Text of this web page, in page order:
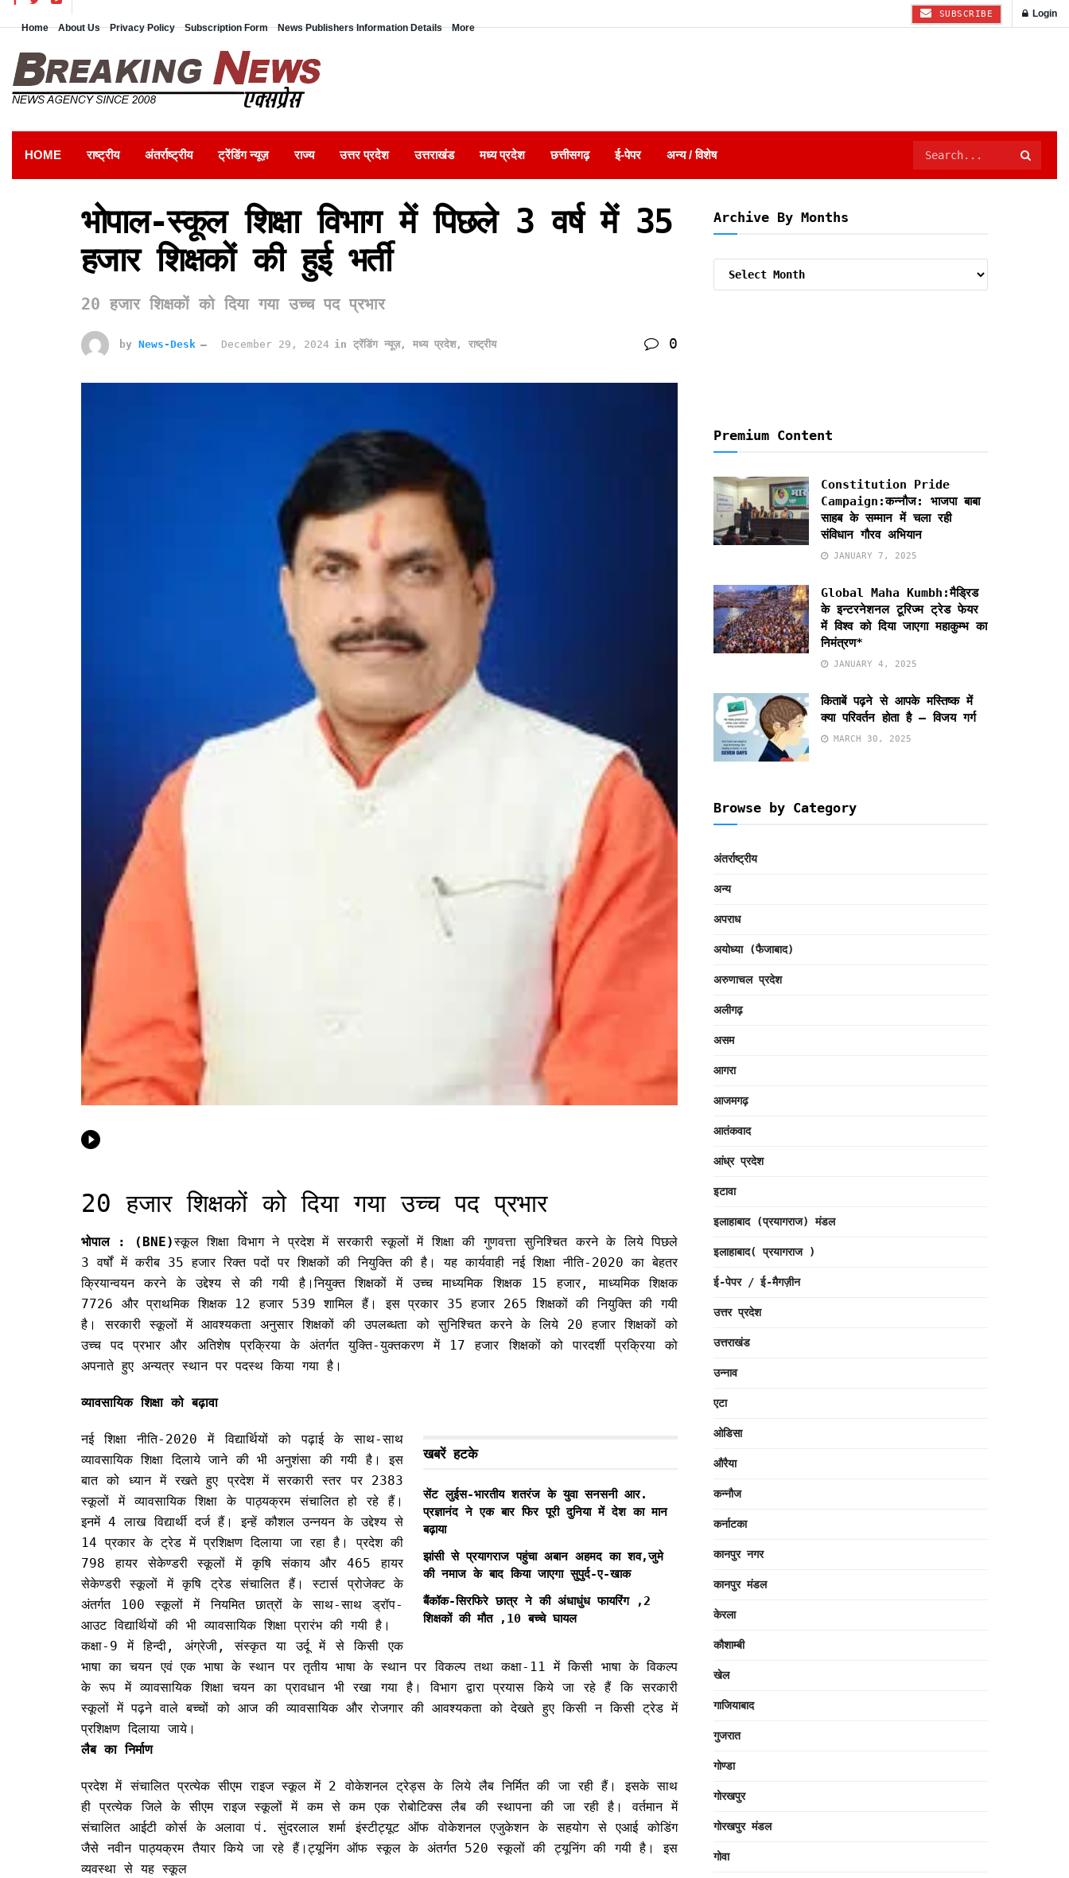
Home About Us Privacy Policy Subscription Form News Publishers Information Details More
SUBSCRIBE Login
HOME राष्ट्रीय अंतर्राष्ट्रीय ट्रेंडिंग न्यूज़ राज्य उत्तर प्रदेश उत्तराखंड मध्य प्रदेश छत्तीसगढ़ ई-पेपर अन्य / विशेष
भोपाल-स्कूल शिक्षा विभाग में पिछले 3 वर्ष में 35
हजार शिक्षकों की हुई भर्ती
20 हजार शिक्षकों को दिया गया उच्च पद प्रभार
by News-Desk December 29, 2024 in ट्रेंडिंग न्यूज़, मध्य प्रदेश, राष्ट्रीय 0
20 हजार शिक्षकों को दिया गया उच्च पद प्रभार
भोपाल : (BNE)स्कूल शिक्षा विभाग ने प्रदेश में सरकारी स्कूलों में शिक्षा की गुणवत्ता सुनिश्चित करने के लिये पिछले
3 वर्षों में करीब 35 हजार रिक्त पदों पर शिक्षकों की नियुक्ति की है। यह कार्यवाही नई शिक्षा नीति-2020 का बेहतर
क्रियान्वयन करने के उद्देश्य से की गयी है।नियुक्त शिक्षकों में उच्च माध्यमिक शिक्षक 15 हजार, माध्यमिक शिक्षक
7726 और प्राथमिक शिक्षक 12 हजार 539 शामिल हैं। इस प्रकार 35 हजार 265 शिक्षकों की नियुक्ति की गयी
है। सरकारी स्कूलों में आवश्यकता अनुसार शिक्षकों की उपलब्धता को सुनिश्चित करने के लिये 20 हजार शिक्षकों को
उच्च पद प्रभार और अतिशेष प्रक्रिया के अंतर्गत युक्ति-युक्तकरण में 17 हजार शिक्षकों को पारदर्शी प्रक्रिया को
अपनाते हुए अन्यत्र स्थान पर पदस्थ किया गया है।
व्यावसायिक शिक्षा को बढ़ावा
खबरें हटके
सेंट लुईस-भारतीय शतरंज के युवा सनसनी आर.
प्रज्ञानंद ने एक बार फिर पूरी दुनिया में देश का मान
बढ़ाया
झांसी से प्रयागराज पहुंचा अबान अहमद का शव,जुमे
की नमाज के बाद किया जाएगा सुपुर्द-ए-खाक
बैंकॉक-सिरफिरे छात्र ने की अंधाधुंध फायरिंग ,2
शिक्षकों की मौत ,10 बच्चे घायल
नई शिक्षा नीति-2020 में विद्यार्थियों को पढ़ाई के साथ-साथ
व्यावसायिक शिक्षा दिलाये जाने की भी अनुशंसा की गयी है। इस
बात को ध्यान में रखते हुए प्रदेश में सरकारी स्तर पर 2383
स्कूलों में व्यावसायिक शिक्षा के पाठ्यक्रम संचालित हो रहे हैं।
इनमें 4 लाख विद्यार्थी दर्ज हैं। इन्हें कौशल उन्नयन के उद्देश्य से
14 प्रकार के ट्रेड में प्रशिक्षण दिलाया जा रहा है। प्रदेश की
798 हायर सेकेण्डरी स्कूलों में कृषि संकाय और 465 हायर
सेकेण्डरी स्कूलों में कृषि ट्रेड संचालित हैं। स्टार्स प्रोजेक्ट के
अंतर्गत 100 स्कूलों में नियमित छात्रों के साथ-साथ ड्रॉप-
आउट विद्यार्थियों की भी व्यावसायिक शिक्षा प्रारंभ की गयी है।
कक्षा-9 में हिन्दी, अंग्रेजी, संस्कृत या उर्दू में से किसी एक
भाषा का चयन एवं एक भाषा के स्थान पर तृतीय भाषा के स्थान पर विकल्प तथा कक्षा-11 में किसी भाषा के विकल्प
के रूप में व्यावसायिक शिक्षा चयन का प्रावधान भी रखा गया है। विभाग द्वारा प्रयास किये जा रहे हैं कि सरकारी
स्कूलों में पढ़ने वाले बच्चों को आज की व्यावसायिक और रोजगार की आवश्यकता को देखते हुए किसी न किसी ट्रेड में
प्रशिक्षण दिलाया जाये।
लैब का निर्माण
प्रदेश में संचालित प्रत्येक सीएम राइज स्कूल में 2 वोकेशनल ट्रेड्स के लिये लैब निर्मित की जा रही हैं। इसके साथ
ही प्रत्येक जिले के सीएम राइज स्कूलों में कम से कम एक रोबोटिक्स लैब की स्थापना की जा रही है। वर्तमान में
संचालित आईटी कोर्स के अलावा पं. सुंदरलाल शर्मा इंस्टीट्यूट ऑफ वोकेशनल एजुकेशन के सहयोग से एआई कोडिंग
जैसे नवीन पाठ्यक्रम तैयार किये जा रहे हैं।ट्यूनिंग ऑफ स्कूल के अंतर्गत 520 स्कूलों की ट्यूनिंग की गयी है। इस
व्यवस्था से यह स्कूल
Archive By Months
Premium Content
Constitution Pride
Campaign:कन्नौज: भाजपा बाबा
साहब के सम्मान में चला रही
संविधान गौरव अभियान
JANUARY 7, 2025
Global Maha Kumbh:मैड्रिड
के इन्टरनेशनल टूरिज्म ट्रेड फेयर
में विश्व को दिया जाएगा महाकुम्भ का
निमंत्रण*
JANUARY 4, 2025
किताबें पढ़ने से आपके मस्तिष्क में
क्या परिवर्तन होता है – विजय गर्ग
MARCH 30, 2025
Browse by Category
अंतर्राष्ट्रीय
अन्य
अपराध
अयोध्या (फैजाबाद)
अरुणाचल प्रदेश
अलीगढ़
असम
आगरा
आजमगढ़
आतंकवाद
आंध्र प्रदेश
इटावा
इलाहाबाद (प्रयागराज) मंडल
इलाहाबाद( प्रयागराज )
ई-पेपर / ई-मैगज़ीन
उत्तर प्रदेश
उत्तराखंड
उन्नाव
एटा
ओडिसा
औरैया
कन्नौज
कर्नाटका
कानपुर नगर
कानपुर मंडल
केरला
कौशाम्बी
खेल
गाजियाबाद
गुजरात
गोण्डा
गोरखपुर
गोरखपुर मंडल
गोवा